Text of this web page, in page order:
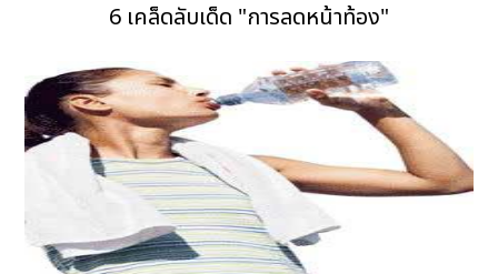
6 เคล็ดลับเด็ด "การลดหน้าท้อง"